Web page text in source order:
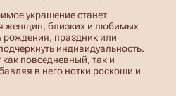
₽
украшение станет
женщин, близких и любимых
праздник или
индивидуальность.
повседневный, так и
в него нотки роскоши и